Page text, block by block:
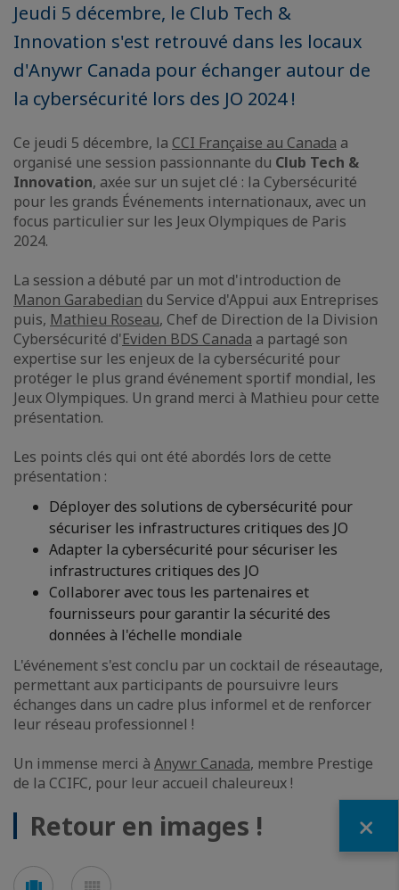
Jeudi 5 décembre, le Club Tech &
Innovation s'est retrouvé dans les locaux
d'Anywr Canada pour échanger autour de
la cybersécurité lors des JO 2024 !
Ce jeudi 5 décembre, la CCI Française au Canada a
organisé une session passionnante du Club Tech &
Innovation, axée sur un sujet clé : la Cybersécurité
pour les grands Événements internationaux, avec un
focus particulier sur les Jeux Olympiques de Paris
2024.
La session a débuté par un mot d'introduction de
Manon Garabedian du Service d'Appui aux Entreprises
puis, Mathieu Roseau, Chef de Direction de la Division
Cybersécurité d'Eviden BDS Canada a partagé son
expertise sur les enjeux de la cybersécurité pour
protéger le plus grand événement sportif mondial, les
Jeux Olympiques. Un grand merci à Mathieu pour cette
présentation.
Les points clés qui ont été abordés lors de cette
présentation :
Déployer des solutions de cybersécurité pour
sécuriser les infrastructures critiques des JO
Adapter la cybersécurité pour sécuriser les
infrastructures critiques des JO
Collaborer avec tous les partenaires et
fournisseurs pour garantir la sécurité des
données à l'échelle mondiale
L'événement s'est conclu par un cocktail de réseautage,
permettant aux participants de poursuivre leurs
échanges dans un cadre plus informel et de renforcer
leur réseau professionnel !
Un immense merci à Anywr Canada, membre Prestige
de la CCIFC, pour leur accueil chaleureux !
Retour en images !
Voir